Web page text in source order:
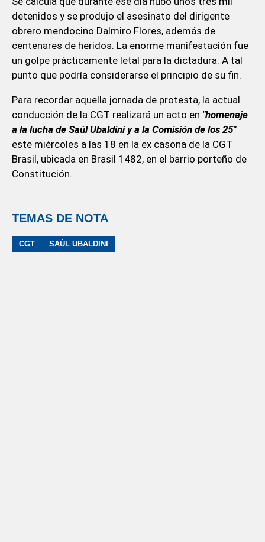
detenidos y se produjo el asesinato del dirigente
obrero mendocino Dalmiro Flores, además de
centenares de heridos. La enorme manifestación fue
un golpe prácticamente letal para la dictadura. A tal
punto que podría considerarse el principio de su fin.
Para recordar aquella jornada de protesta, la actual
conducción de la CGT realizará un acto en "homenaje
a la lucha de Saúl Ubaldini y a la Comisión de los 25"
este miércoles a las 18 en la ex casona de la CGT
Brasil, ubicada en Brasil 1482, en el barrio porteño de
Constitución.
TEMAS DE NOTA
CGT SAÚL UBALDINI